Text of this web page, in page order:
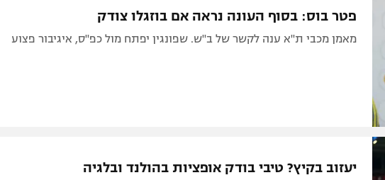
פטר בוס: בסוף העונה נראה אם בוזגלו צודק
מאמן מכבי ת"א ענה לקשר של ב"ש. שפונגין יפתח מול כפ"ס, איגיבור פצוע
יעזוב בקיץ? טיבי בודק אופציות בהולנד ובלגיה